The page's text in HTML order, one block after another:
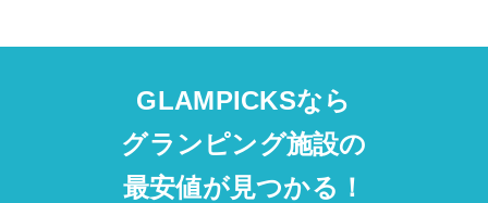
GLAMPICKSなら
グランピング施設の
最安値が見つかる！